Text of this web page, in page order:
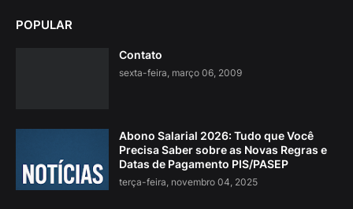
POPULAR
Contato
sexta-feira, março 06, 2009
Abono Salarial 2026: Tudo que Você
Precisa Saber sobre as Novas Regras e
Datas de Pagamento PIS/PASEP
terça-feira, novembro 04, 2025